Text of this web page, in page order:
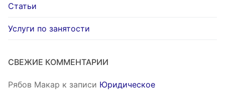
Статьи
Услуги по занятости
СВЕЖИЕ КОММЕНТАРИИ
Рябов Макар к записи Юридическое